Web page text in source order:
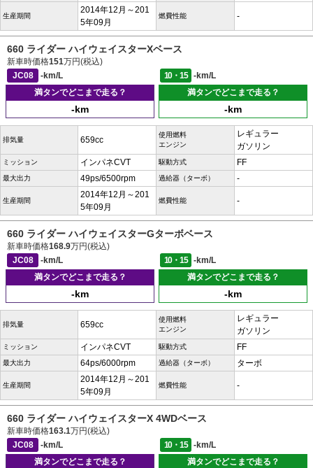
生産期間
2014年12月～201
5年09月
燃費性能 -
660 ライダー ハイウェイスターXベース
新車時価格151万円(税込)
JC08
-km/L 10・15
-km/L
満タンでどこまで走る？
-km
満タンでどこまで走る？
-km
排気量 659cc
使用燃料
エンジン
レギュラー
ガソリン
ミッション インパネCVT 駆動方式 FF
最大出力 49ps/6500rpm 過給器（ターボ） -
生産期間
2014年12月～201
5年09月
燃費性能 -
660 ライダー ハイウェイスターGターボベース
新車時価格168.9万円(税込)
JC08
-km/L 10・15
-km/L
満タンでどこまで走る？
-km
満タンでどこまで走る？
-km
排気量 659cc
使用燃料
エンジン
レギュラー
ガソリン
ミッション インパネCVT 駆動方式 FF
最大出力 64ps/6000rpm 過給器（ターボ） ターボ
生産期間
2014年12月～201
5年09月
燃費性能 -
660 ライダー ハイウェイスターX 4WDベース
新車時価格163.1万円(税込)
JC08
-km/L 10・15
-km/L
満タンでどこまで走る？
満タンでどこまで走る？